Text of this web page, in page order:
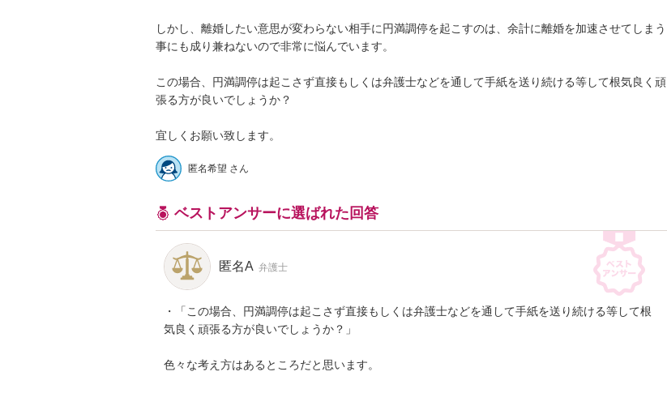
しかし、離婚したい意思が変わらない相手に円満調停を起こすのは、余計に離婚を加速させてしまう
事にも成り兼ねないので非常に悩んでいます。
この場合、円満調停は起こさず直接もしくは弁護士などを通して手紙を送り続ける等して根気良く頑
張る方が良いでしょうか？
宜しくお願い致します。
匿名希望 さん
ベストアンサーに選ばれた回答
匿名A 弁護士
・「この場合、円満調停は起こさず直接もしくは弁護士などを通して手紙を送り続ける等して根
気良く頑張る方が良いでしょうか？」
色々な考え方はあるところだと思います。